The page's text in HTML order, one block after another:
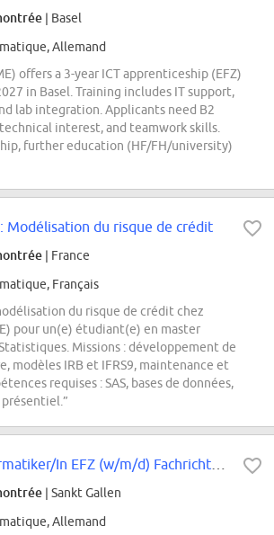
| Basel
Allemand
offers a 3-year ICT apprenticeship (EFZ)
in Basel. Training includes IT support,
lab integration. Applicants need B2
interest, and teamwork skills.
further education (HF/FH/university)
Modélisation du risque de crédit
| France
Français
du risque de crédit chez
pour un(e) étudiant(e) en master
Missions : développement de
modèles IRB et IFRS9, maintenance et
requises : SAS, bases de données,
| Sankt Gallen
Allemand